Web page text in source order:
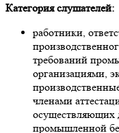
Категория слушателей:
работники,
требований
организациями,
членами
осуществляющих
промышленной